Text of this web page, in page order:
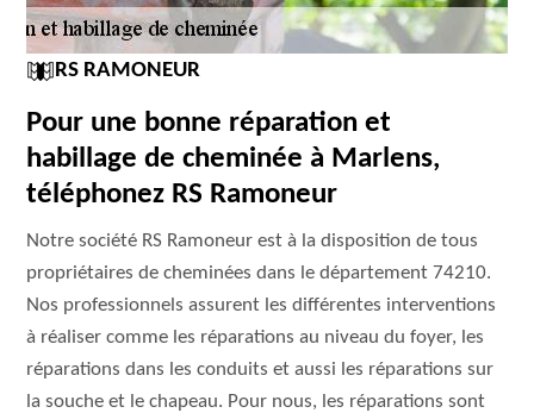
RS RAMONEUR
Pour une bonne réparation et
habillage de cheminée à Marlens,
téléphonez RS Ramoneur
Notre société RS Ramoneur est à la disposition de tous
propriétaires de cheminées dans le département 74210.
Nos professionnels assurent les différentes interventions
à réaliser comme les réparations au niveau du foyer, les
réparations dans les conduits et aussi les réparations sur
la souche et le chapeau. Pour nous, les réparations sont